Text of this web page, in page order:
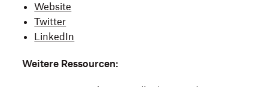
Website
Twitter
LinkedIn
Weitere Ressourcen: